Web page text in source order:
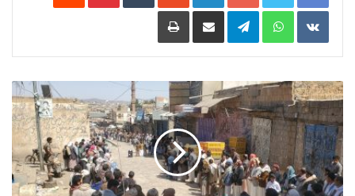
‏VKontakte
WhatsApp
Telegram مشاركة عبر البريد طباعة